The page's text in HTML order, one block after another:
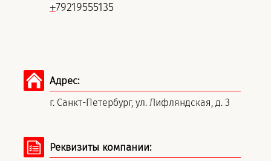
+79219555135
Адрес:
г. Санкт-Петербург, ул. Лифляндская, д. 3
Реквизиты компании: